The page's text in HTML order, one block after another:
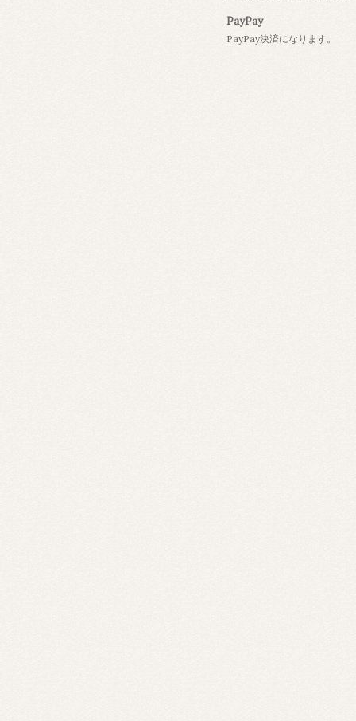
PayPay
PayPay決済になります。